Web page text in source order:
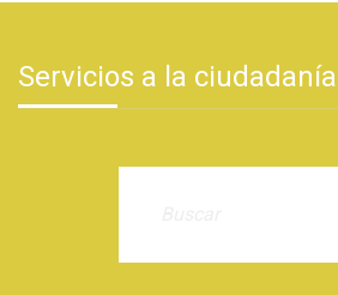
Servicios a la ciudadanía